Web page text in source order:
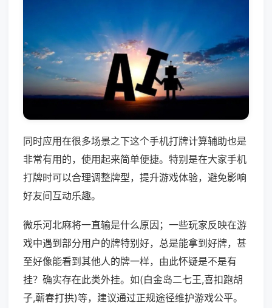
同时应用在很多场景之下这个手机打牌计算辅助也是
非常有用的，使用起来简单便捷。特别是在大家手机
打牌时可以合理调整牌型，提升游戏体验，避免影响
好友间互动乐趣。
微乐河北麻将一直输是什么原因；一些玩家反映在游
戏中遇到部分用户的牌特别好，总是能拿到好牌，甚
至好像能看到其他人的牌一样，由此怀疑是不是有
挂？确实存在此类外挂。如(白金岛二七王,喜扣跑胡
子,蕲春打拱)等，建议通过正规途径维护游戏公平。